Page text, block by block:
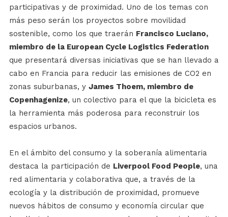
participativas y de proximidad. Uno de los temas con
más peso serán los proyectos sobre movilidad
sostenible, como los que traerán Francisco Luciano,
miembro de la European Cycle Logistics Federation
que presentará diversas iniciativas que se han llevado a
cabo en Francia para reducir las emisiones de CO2 en
zonas suburbanas, y James Thoem, miembro de
Copenhagenize, un colectivo para el que la bicicleta es
la herramienta más poderosa para reconstruir los
espacios urbanos.
En el ámbito del consumo y la soberanía alimentaria
destaca la participación de Liverpool Food People, una
red alimentaria y colaborativa que, a través de la
ecología y la distribución de proximidad, promueve
nuevos hábitos de consumo y economía circular que